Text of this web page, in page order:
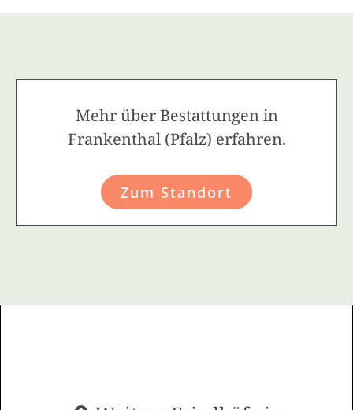
Mehr über Bestattungen in
Frankenthal (Pfalz) erfahren.
Zum Standort